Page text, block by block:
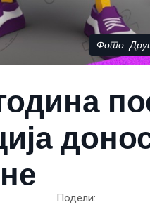
Фото:
Подели: